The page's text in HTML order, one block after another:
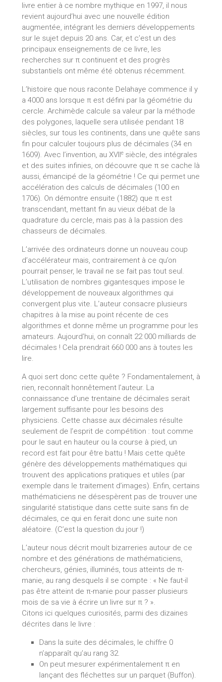
livre entier à ce nombre mythique en 1997, il nous
revient aujourd’hui avec une nouvelle édition
augmentée, intégrant les derniers développements
sur le sujet depuis 20 ans. Car, et c’est un des
principaux enseignements de ce livre, les
recherches sur π continuent et des progrès
substantiels ont même été obtenus récemment.
L’histoire que nous raconte Delahaye commence il y
a 4000 ans lorsque π est défini par la géométrie du
cercle. Archimède calcule sa valeur par la méthode
des polygones, laquelle sera utilisée pendant 18
siècles, sur tous les continents, dans une quête sans
fin pour calculer toujours plus de décimales (34 en
1609). Avec l’invention, au XVIIesiècle, des intégrales
et des suites infinies, on découvre que π se cache là
aussi, émancipé de la géométrie ! Ce qui permet une
accélération des calculs de décimales (100 en
1706). On démontre ensuite (1882) que π est
transcendant, mettant fin au vieux débat de la
quadrature du cercle, mais pas à la passion des
chasseurs de décimales.
L’arrivée des ordinateurs donne un nouveau coup
d’accélérateur mais, contrairement à ce qu’on
pourrait penser, le travail ne se fait pas tout seul.
L’utilisation de nombres gigantesques impose le
développement de nouveaux algorithmes qui
convergent plus vite. L’auteur consacre plusieurs
chapitres à la mise au point récente de ces
algorithmes et donne même un programme pour les
amateurs. Aujourd’hui, on connaît 22 000 milliards de
décimales ! Cela prendrait 660 000 ans à toutes les
lire.
A quoi sert donc cette quête ? Fondamentalement, à
rien, reconnaît honnêtement l’auteur. La
connaissance d’une trentaine de décimales serait
largement suffisante pour les besoins des
physiciens. Cette chasse aux décimales résulte
seulement de l’esprit de compétition : tout comme
pour le saut en hauteur ou la course à pied, un
record est fait pour être battu ! Mais cette quête
génère des développements mathématiques qui
trouvent des applications pratiques et utiles (par
exemple dans le traitement d’images). Enfin, certains
mathématiciens ne désespèrent pas de trouver une
singularité statistique dans cette suite sans fin de
décimales, ce qui en ferait donc une suite non
aléatoire. (C’est la question du jour !)
L’auteur nous décrit moult bizarreries autour de ce
nombre et des générations de mathématiciens,
chercheurs, génies, illuminés, tous atteints de π-
manie, au rang desquels il se compte : « Ne faut-il
pas être atteint de π-manie pour passer plusieurs
mois de sa vie à écrire un livre sur π ? ».
Citons ici quelques curiosités, parmi des dizaines
décrites dans le livre :
Dans la suite des décimales, le chiffre 0
n’apparaît qu’au rang 32.
On peut mesurer expérimentalement π en
lançant des fléchettes sur un parquet (Buffon).